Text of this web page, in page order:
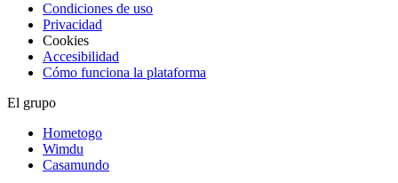
Condiciones de uso
Privacidad
Cookies
Accesibilidad
Cómo funciona la plataforma
El grupo
Hometogo
Wimdu
Casamundo